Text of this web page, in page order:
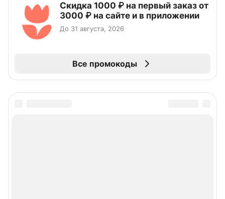
Скидка 1000 ₽ на первый заказ от
3000 ₽ на сайте и в приложении
До 31 августа, 2026
Все промокоды